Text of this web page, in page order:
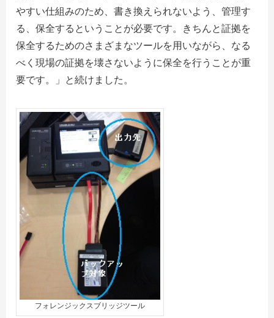
やすい仕組みのため、書き換えられないよう、管理す
る、保全するということが必要です。きちんと証拠を
保全するためのさまざまなツールを用いながら、なる
べく現場の証拠を壊さないように保全を行うことが重
要です。」と続けました。
フォレンジックスブリッジツール